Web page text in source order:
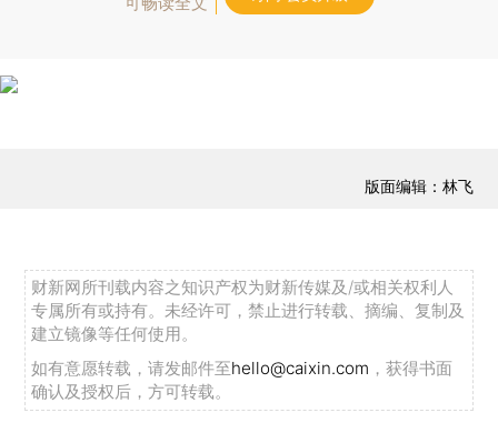
版面编辑：林飞
财新网所刊载内容之知识产权为财新传媒及/或相关权利人
专属所有或持有。未经许可，禁止进行转载、摘编、复制及
建立镜像等任何使用。
如有意愿转载，请发邮件至hello@caixin.com ，获得书面
确认及授权后，方可转载。